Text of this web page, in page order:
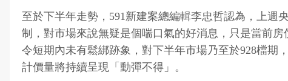
至於下半年走勢，591新建案總編輯李忠哲認為，上週
制，對市場來說無疑是個喘口氣的好消息，只是當前
令短期內未有鬆綁跡象，對下半年市場乃至於928檔期
計價量將持續呈現「動彈不得」。